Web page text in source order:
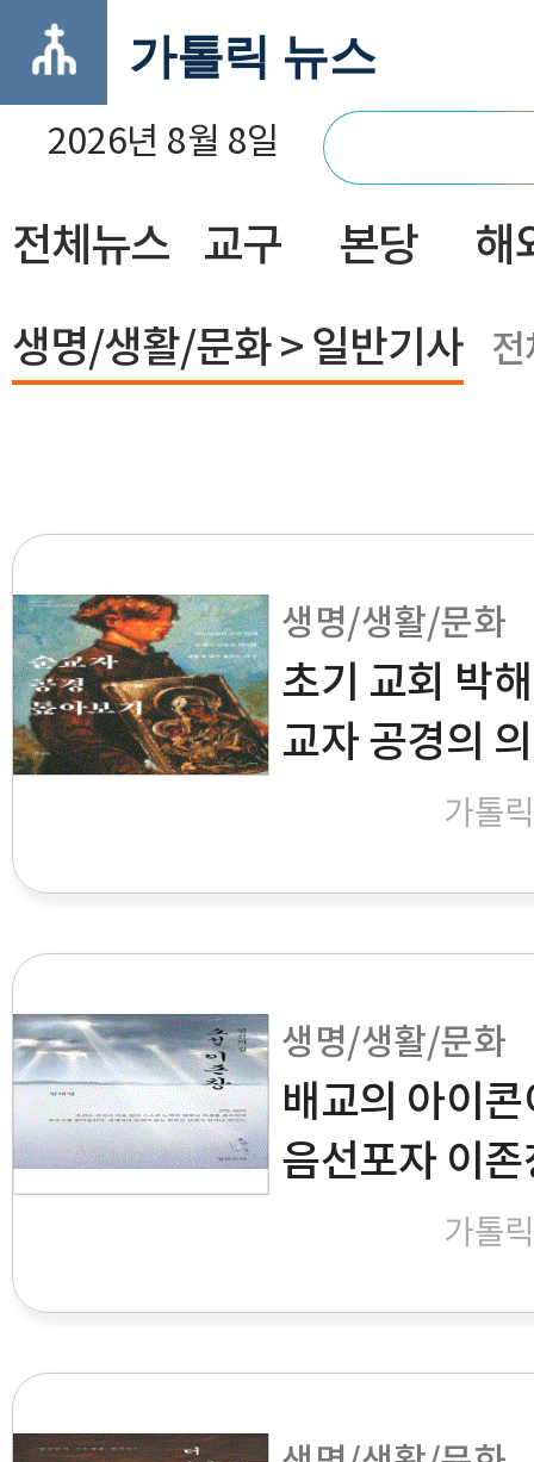
가톨릭 뉴스
2026년 8월 8일
닫기
전체뉴스 교구 본당 해
생명/생활/문화 > 일반기사
생명/생활/문화
초기 교회 박
교자 공경의
가톨
생명/생활/문화
배교의 아이
음선포자 이존
가톨